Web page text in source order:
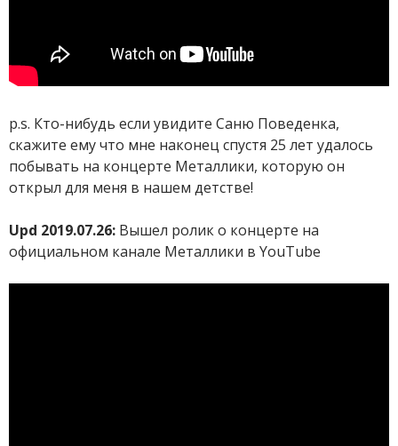
p.s. Кто-нибудь если увидите Саню Поведенка,
скажите ему что мне наконец спустя 25 лет удалось
побывать на концерте Металлики, которую он
открыл для меня в нашем детстве!
Upd 2019.07.26: Вышел ролик о концерте на
официальном канале Металлики в YouTube